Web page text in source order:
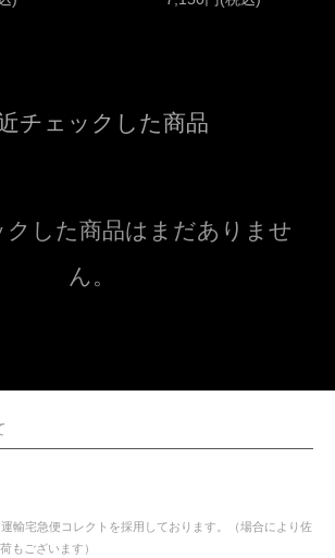
チェックした商品
クした商品はまだありませ
ん。
輸宅急便コレクトを採用しております。（場合により佐
もございます）